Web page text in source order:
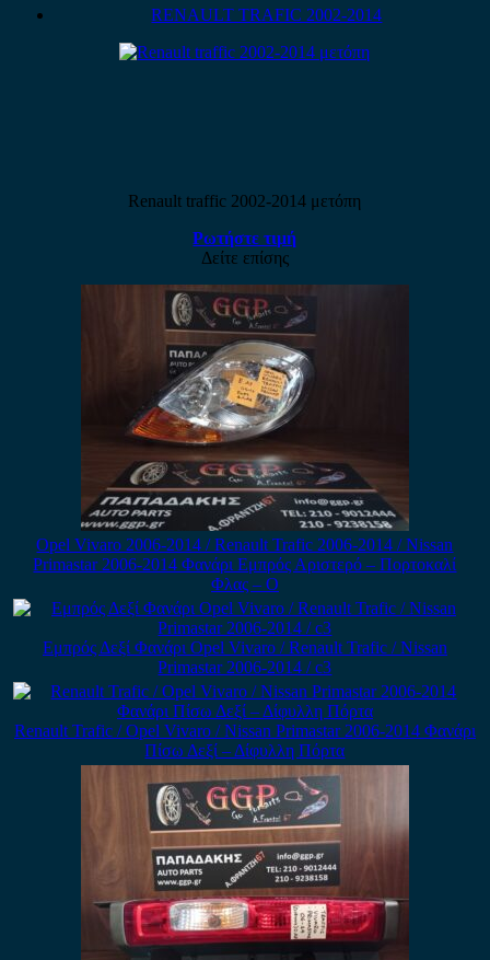
RENAULT TRAFIC 2002-2014
Renault traffic 2002-2014 μετόπη
Ρωτήστε τιμή
Δείτε επίσης
Opel Vivaro 2006-2014 / Renault Trafic 2006-2014 / Nissan
Primastar 2006-2014 Φανάρι Εμπρός Αριστερό – Πορτοκαλί
Φλας – Ο
Εμπρός Δεξί Φανάρι Opel Vivaro / Renault Trafic / Nissan
Primastar 2006-2014 / c3
Renault Trafic / Opel Vivaro / Nissan Primastar 2006-2014 Φανάρι
Πίσω Δεξί – Δίφυλλη Πόρτα